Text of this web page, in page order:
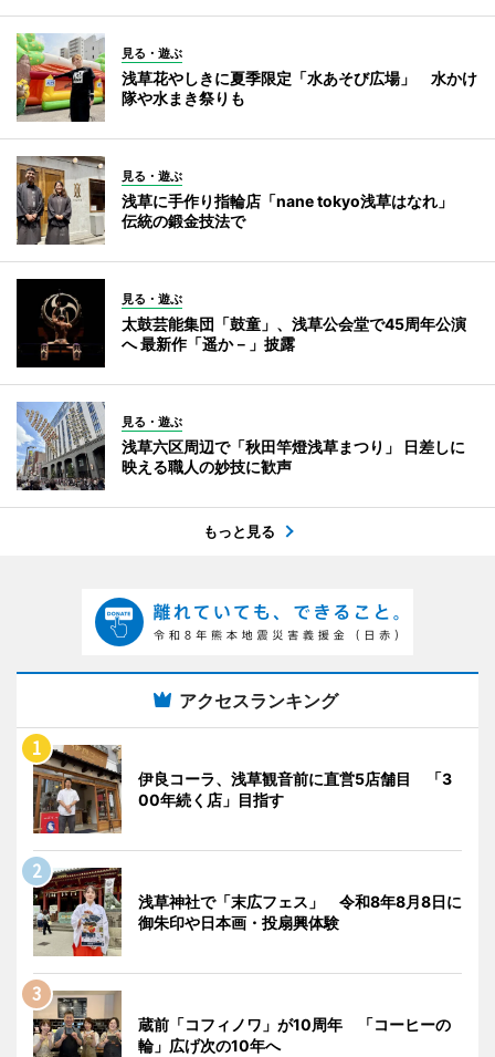
見る・遊ぶ
浅草花やしきに夏季限定「水あそび広場」 水かけ
隊や水まき祭りも
見る・遊ぶ
浅草に手作り指輪店「nane tokyo浅草はなれ」
伝統の鍛金技法で
見る・遊ぶ
太鼓芸能集団「鼓童」、浅草公会堂で45周年公演
へ 最新作「遥か－」披露
見る・遊ぶ
浅草六区周辺で「秋田竿燈浅草まつり」 日差しに
映える職人の妙技に歓声
もっと見る
アクセスランキング
伊良コーラ、浅草観音前に直営5店舗目 「3
00年続く店」目指す
浅草神社で「末広フェス」 令和8年8月8日に
御朱印や日本画・投扇興体験
蔵前「コフィノワ」が10周年 「コーヒーの
輪」広げ次の10年へ